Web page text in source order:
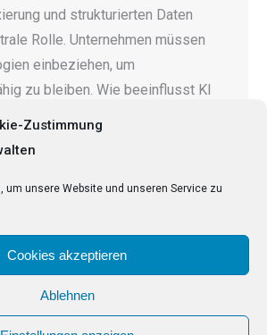
Zustimmung
um unsere Website und unseren Service zu
Cookies akzeptieren
Ablehnen
und strukturierten Daten
Rolle. Unternehmen müssen
einbeziehen, um
zu bleiben. Wie beeinflusst KI